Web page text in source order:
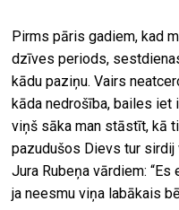
Pirms pāris gadiem, kad
dzīves periods,
kādu paziņu. Vairs
kāda nedrošība, bailes iet
viņš sāka man stāstīt, kā
pazudušos Dievs tur sirdij
Jura Rubeņa vārdiem:
ja neesmu viņa labākais